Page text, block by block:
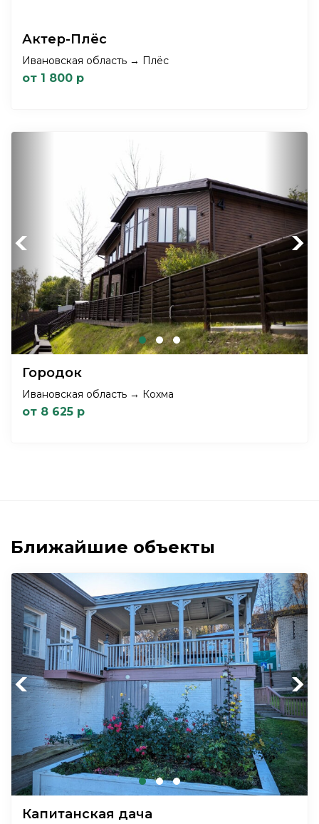
Актер-Плёс
Ивановская область → Плёс
от 1 800 р
Previous Next
Городок
Ивановская область → Кохма
от 8 625 р
Ближайшие объекты
Previous Next
Капитанская дача